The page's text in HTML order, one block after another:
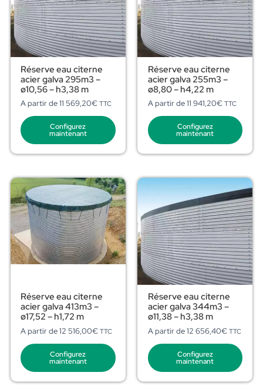
Réserve eau citerne
acier galva 295m3 –
ø10,56 – h3,38 m
A partir de11 569,20€ TTC
Configurez
maintenant
Réserve eau citerne
acier galva 255m3 –
ø8,80 – h4,22 m
A partir de11 941,20€ TTC
Configurez
maintenant
Réserve eau citerne
acier galva 413m3 –
ø17,52 – h1,72 m
A partir de12 516,00€ TTC
Configurez
maintenant
Réserve eau citerne
acier galva 344m3 –
ø11,38 – h3,38 m
A partir de12 656,40€ TTC
Configurez
maintenant